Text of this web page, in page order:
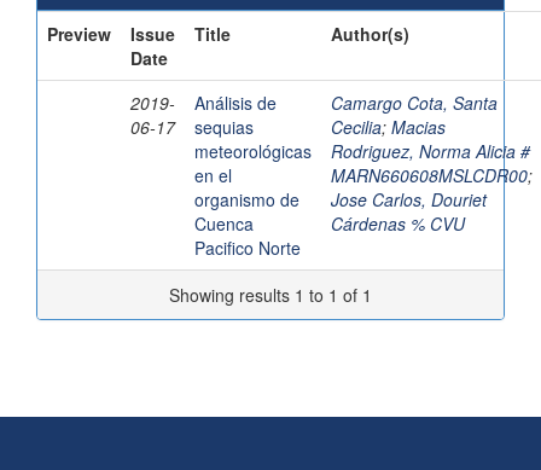
Preview
Issue
Date
Title Author(s)
2019-
06-17
Análisis de
sequias
meteorológicas
en el
organismo de
Cuenca
Pacifico Norte
Camargo Cota, Santa
Cecilia; Macias
Rodriguez, Norma Alicia #
MARN660608MSLCDR00;
Jose Carlos, Douriet
Cárdenas % CVU
Showing results 1 to 1 of 1